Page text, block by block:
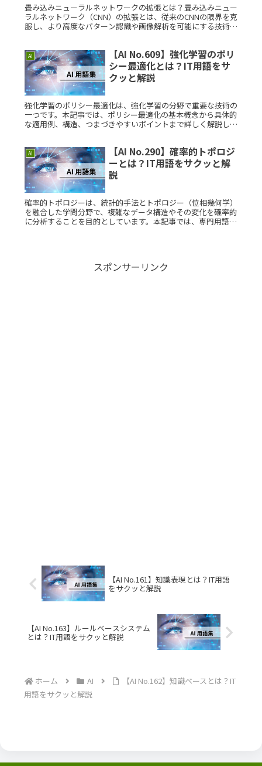
畳み込みニューラルネットワークの拡張とは？畳み込みニュー
ラルネットワーク（CNN）の拡張とは、従来のCNNの限界を克
服し、より高度なパターン認識や画像解析を可能にする技術の
AI
【AI No.609】強化学習のポリ
シー最適化とは？IT用語をサ
クッと解説
強化学習のポリシー最適化は、強化学習の分野で重要な技術の
一つです。本記事では、ポリシー最適化の基本概念から具体的
な適用例、構造、つまづきやすいポイントまで詳しく解説しま
AI
【AI No.290】確率的トポロジ
ーとは？IT用語をサクッと解
説
確率的トポロジーは、統計的手法とトポロジー（位相幾何学）
を融合した学問分野で、複雑なデータ構造やその変化を確率的
に分析することを目的としています。本記事では、専門用語に
スポンサーリンク
【AI No.161】知識表現とは？IT用語
をサクッと解説
【AI No.163】ルールベースシステム
とは？IT用語をサクッと解説
ホーム AI
【AI No.162】知識ベースとは？IT
用語をサクッと解説